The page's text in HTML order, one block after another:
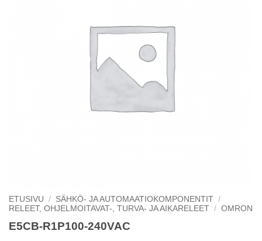
ETUSIVU / SÄHKÖ- JA AUTOMAATIOKOMPONENTIT /
RELEET, OHJELMOITAVAT-, TURVA- JA AIKARELEET / OMRON
E5CB-R1P100-240VAC